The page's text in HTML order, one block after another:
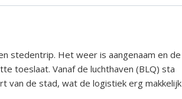
stedentrip. Het weer is aangenaam en de
toeslaat. Vanaf de luchthaven (BLQ) sta
van de stad, wat de logistiek erg makkelijk